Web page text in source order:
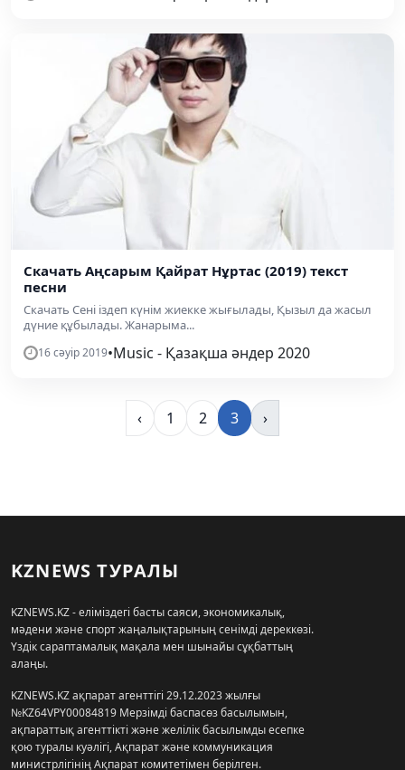
Скачать Аңсарым Қайрат Нұртас (2019) текст
песни
Скачать Сені іздеп күнім жиекке жығылады, Қызыл да жасыл
дүние құбылады. Жанарыма...
16 сәуір 2019•Music - Қазақша әндер 2020
‹ 1 2 3 ›
KZNEWS ТУРАЛЫ
KZNEWS.KZ - еліміздегі басты саяси, экономикалық,
мәдени және спорт жаңалықтарының сенімді дереккөзі.
Үздік сараптамалық мақала мен шынайы сұқбаттың
алаңы.
KZNEWS.KZ ақпарат агенттігі 29.12.2023 жылғы
№KZ64VPY00084819 Мерзімді баспасөз басылымын,
ақпараттық агенттікті және желілік басылымды есепке
қою туралы куәлігі, Ақпарат және коммуникация
министрлігінің Ақпарат комитетімен берілген.